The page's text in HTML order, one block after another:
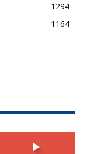
1294
1164